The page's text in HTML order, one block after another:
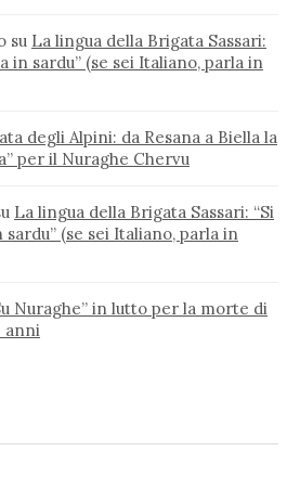
su La lingua della Brigata Sassari:
in sardu” (se sei Italiano, parla in
degli Alpini: da Resana a Biella la
per il Nuraghe Chervu
La lingua della Brigata Sassari: “Si
sardu” (se sei Italiano, parla in
Nuraghe” in lutto per la morte di
anni